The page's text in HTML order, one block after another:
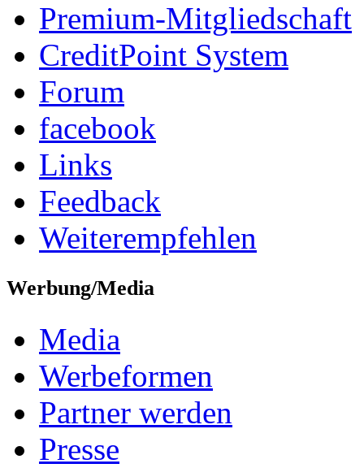
Premium-Mitgliedschaft
CreditPoint System
Forum
facebook
Links
Feedback
Weiterempfehlen
Werbung/Media
Media
Werbeformen
Partner werden
Presse